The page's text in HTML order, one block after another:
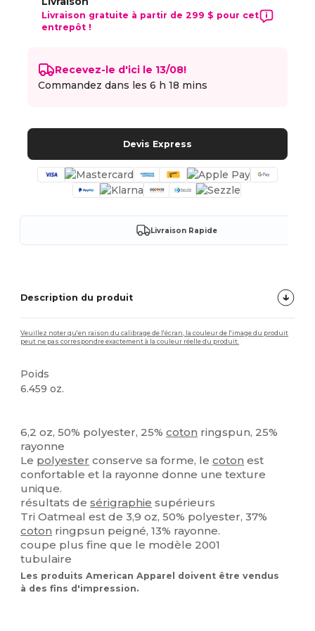
Livraison gratuite à partir de 299 $ pour cet
entrepôt !
Recevez-le d'ici le 13/08!
Commandez dans les6 h 18 mins
Devis Express
Livraison Rapide
Description du produit
Veuillez noter qu'en raison du calibrage de l'écran, la couleur de l'image du produit
peut ne pas correspondre exactement à la couleur réelle du produit.
Poids
6.459 oz.
6,2 oz, 50% polyester, 25%coton ringspun, 25%
rayonne
Le polyester conserve sa forme, lecoton est
confortable et la rayonne donne une texture
unique.
résultats desérigraphie supérieurs
Tri Oatmeal est de 3,9 oz, 50% polyester, 37%
coton ringpsun peigné, 13% rayonne.
coupe plus fine que le modèle 2001
tubulaire
Les produits American Apparel doivent être vendus
à des fins d'impression.